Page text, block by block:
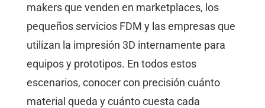
makers que venden en marketplaces, los
pequeños servicios FDM y las empresas que
utilizan la impresión 3D internamente para
equipos y prototipos. En todos estos
escenarios, conocer con precisión cuánto
material queda y cuánto cuesta cada